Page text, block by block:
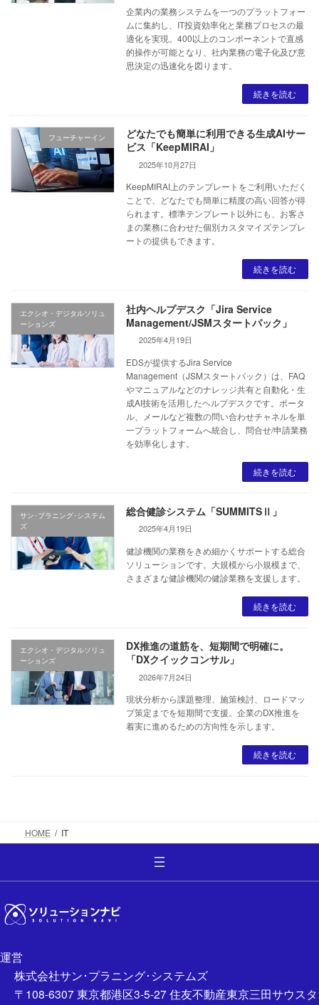
企業内の業務システムを一つのプラットフォー
ムに集約し、IT投資効率化と業務プロセスの最
適化を実現。400以上のコンポーネントで直感
的操作が可能となり、社内業務の電子化及び意
思決定の迅速化を図ります。
続きを読む
フューチャーイン
どなたでも簡単に利用できる生成AIサー
ビス「KeepMIRAI」
2025年10月27日
KeepMIRAI上のテンプレートをご利用いただく
ことで、どなたでも簡単に精度の高い回答が得
られます。標準テンプレート以外にも、お客さ
まの業務に合わせた個別カスタマイズテンプレ
ートの提供もできます。
続きを読む
エクシオ・デジタルソリュ
ーションズ
社内ヘルプデスク「Jira Service
Management/JSMスタートパック」
2025年4月19日
EDSが提供するJira Service
Management（JSMスタートパック）は、FAQ
やマニュアルなどのナレッジ共有と自動化・生
成AI技術を活用したヘルプデスクです。ポータ
ル、メールなど複数の問い合わせチャネルを単
一プラットフォームへ統合し、問合せ/申請業務
を効率化します。
続きを読む
サン･プラニング･システム
ズ
総合健診システム「SUMMITSⅡ」
2025年4月19日
健診機関の業務をきめ細かくサポートする総合
ソリューションです。大規模から小規模まで、
さまざまな健診機関の健診業務を支援します。
続きを読む
エクシオ・デジタルソリュ
ーションズ
DX推進の道筋を、短期間で明確に。
「DXクイックコンサル」
2026年7月24日
現状分析から課題整理、施策検討、ロードマッ
プ策定までを短期間で支援。企業のDX推進を
着実に進めるための方向性を示します。
続きを読む
HOME IT
運営
株式会社サン･プラニング･システムズ
〒108-6307 東京都港区3-5-27 住友不動産東京三田サウスタ